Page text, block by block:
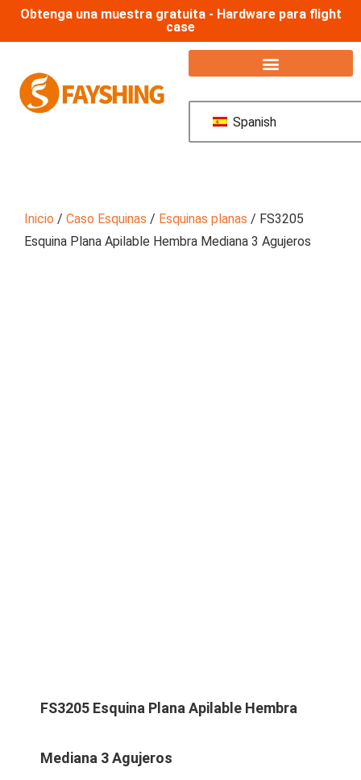
Obtenga una muestra gratuita - Hardware para flight
case
Spanish
Inicio / Caso Esquinas / Esquinas planas / FS3205
Esquina Plana Apilable Hembra Mediana 3 Agujeros
FS3205 Esquina Plana Apilable Hembra
Mediana 3 Agujeros